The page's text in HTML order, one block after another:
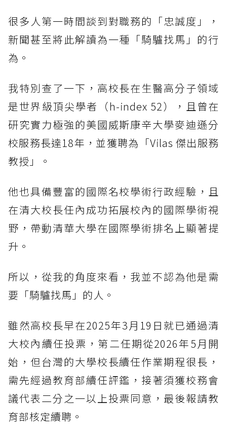
很多人第一時間談到對職務的「忠誠度」，
新聞甚至將此解讀為一種「騎驢找馬」的行
為。
我特別查了一下，高校長在生醫高分子領域
是世界級頂尖學者（h-index 52），且曾在
研究實力極強的美國威斯康辛大學麥迪遜分
校服務長達18年，並獲聘為「Vilas 傑出服務
教授」。
他也具備豐富的國際名校學術行政經驗，且
在清大校長任內成功拓展校內的國際學術視
野，帶動清華大學在國際學術排名上顯著提
升。
所以，從我的角度來看，我並不認為他是需
要「騎驢找馬」的人。
雖然高校長早在2025年3月19日就已通過清
大校內續任投票，第二任期從2026年5月開
始，但台灣的大學校長續任作業期程很長，
需先經過教育部續任評鑑，接著須獲校務會
議代表二分之一以上投票同意，最後報請教
育部核定續聘。